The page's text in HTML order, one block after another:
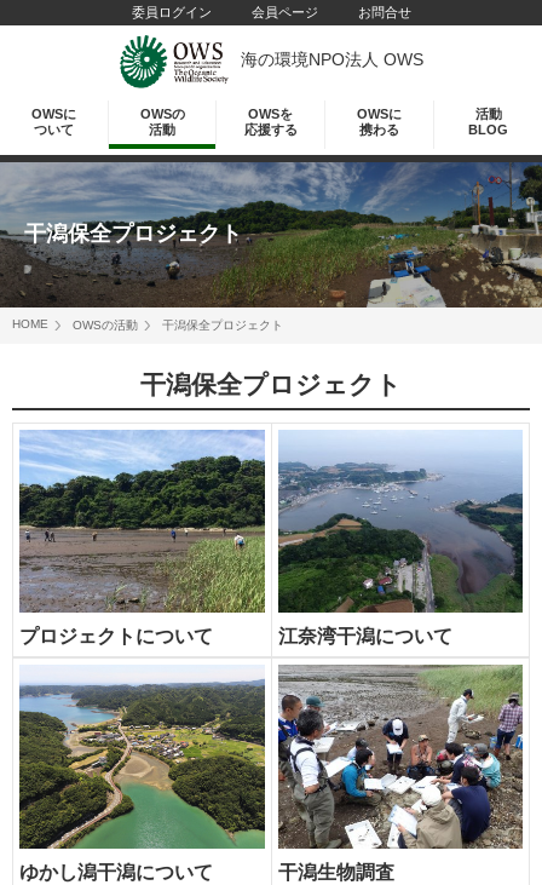
委員ログイン 会員ページ お問合せ
海の環境NPO法人 OWS
OWSに
ついて
OWSの
活動
OWSを
応援する
OWSに
携わる
活動
BLOG
干潟保全プロジェクト
HOME OWSの活動 干潟保全プロジェクト
干潟保全プロジェクト
プロジェクトについて 江奈湾干潟について
ゆかし潟干潟について 干潟生物調査